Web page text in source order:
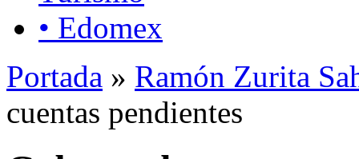
• Edomex
Portada » Ramón Zurita
cuentas pendientes